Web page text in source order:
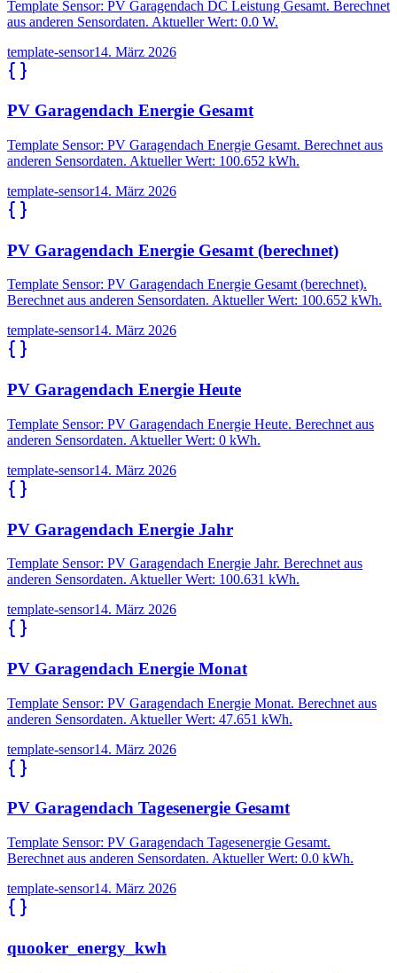
Template Sensor: PV Garagendach DC Leistung Gesamt. Berechnet
aus anderen Sensordaten. Aktueller Wert: 0.0 W.
template-sensor14. März 2026
PV Garagendach Energie Gesamt
Template Sensor: PV Garagendach Energie Gesamt. Berechnet aus
anderen Sensordaten. Aktueller Wert: 100.652 kWh.
template-sensor14. März 2026
PV Garagendach Energie Gesamt (berechnet)
Template Sensor: PV Garagendach Energie Gesamt (berechnet).
Berechnet aus anderen Sensordaten. Aktueller Wert: 100.652 kWh.
template-sensor14. März 2026
PV Garagendach Energie Heute
Template Sensor: PV Garagendach Energie Heute. Berechnet aus
anderen Sensordaten. Aktueller Wert: 0 kWh.
template-sensor14. März 2026
PV Garagendach Energie Jahr
Template Sensor: PV Garagendach Energie Jahr. Berechnet aus
anderen Sensordaten. Aktueller Wert: 100.631 kWh.
template-sensor14. März 2026
PV Garagendach Energie Monat
Template Sensor: PV Garagendach Energie Monat. Berechnet aus
anderen Sensordaten. Aktueller Wert: 47.651 kWh.
template-sensor14. März 2026
PV Garagendach Tagesenergie Gesamt
Template Sensor: PV Garagendach Tagesenergie Gesamt.
Berechnet aus anderen Sensordaten. Aktueller Wert: 0.0 kWh.
template-sensor14. März 2026
quooker_energy_kwh